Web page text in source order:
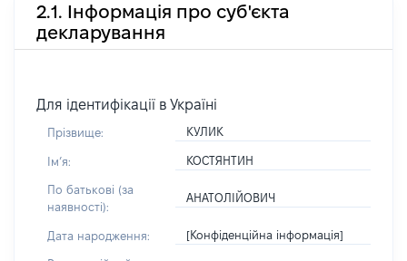
2.1. Інформація про суб'єкта
декларування
Для ідентифікації в Україні
Прізвище: КУЛИК
Імʼя: КОСТЯНТИН
По батькові (за
наявності):
АНАТОЛІЙОВИЧ
Дата народження: [Конфіденційна інформація]